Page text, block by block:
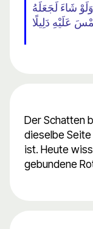
شَاءَ لَجَعَلَهُ
عَلَيْهِ دَلِيلًا
Der Schatten
dieselbe
ist. Heute
gebundene